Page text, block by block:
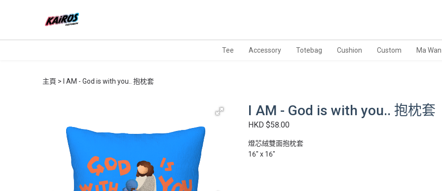
Tee Accessory Totebag Cushion Custom Ma Wan
主頁 I AM - God is with you.. 抱枕套
I AM - God is with you.. 抱枕套
HKD $58.00
燈芯絨雙面抱枕套
16" x 16"